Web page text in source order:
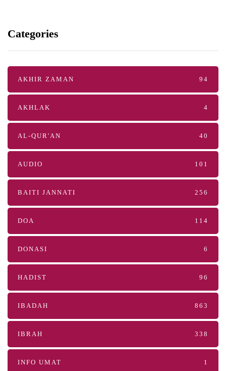
Categories
AKHIR ZAMAN 94
AKHLAK 4
AL-QUR'AN 40
AUDIO 101
BAITI JANNATI 256
DOA 114
DONASI 6
HADIST 96
IBADAH 863
IBRAH 338
INFO UMAT 1